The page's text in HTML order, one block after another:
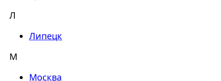
Л
Липецк
М
Москва